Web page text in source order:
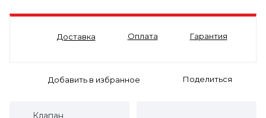
Доставка Оплата Гарантия
Поделиться
Клапан